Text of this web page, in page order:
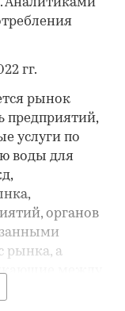
Аналитиками
гг.
рынок
предприятий,
услуги по
воды для
органов
рынка, а
между